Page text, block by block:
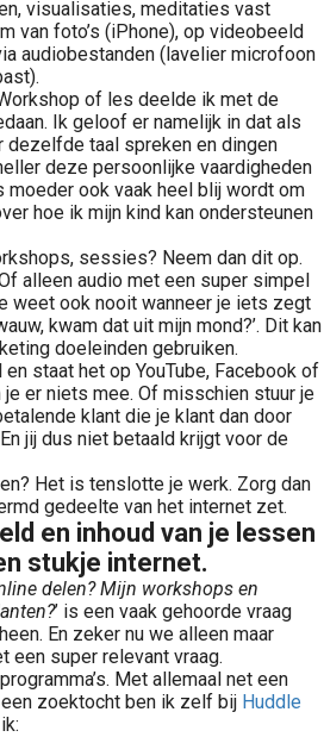
visualisaties, meditaties vast
van foto’s (iPhone), op videobeeld
audiobestanden (lavelier microfoon
of les deelde ik met de
Ik geloof er namelijk in dat als
dezelfde taal spreken en dingen
deze persoonlijke vaardigheden
moeder ook vaak heel blij wordt om
hoe ik mijn kind kan ondersteunen
sessies? Neem dan dit op.
alleen audio met een super simpel
weet ook nooit wanneer je iets zegt
kwam dat uit mijn mond?’. Dit kan
doeleinden gebruiken.
staat het op YouTube, Facebook of
er niets mee. Of misschien stuur je
klant die je klant dan door
jij dus niet betaald krijgt voor de
Het is tenslotte je werk. Zorg dan
gedeelte van het internet zet.
en inhoud van je lessen
stukje internet.
delen? Mijn workshops en
’ is een vaak gehoorde vraag
En zeker nu we alleen maar
een super relevant vraag.
Met allemaal net een
zoektocht ben ik zelf bij Huddle